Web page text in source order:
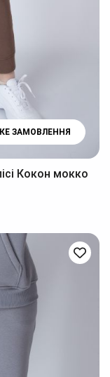
ЗАМОВЛЕННЯ
Кокон мокко